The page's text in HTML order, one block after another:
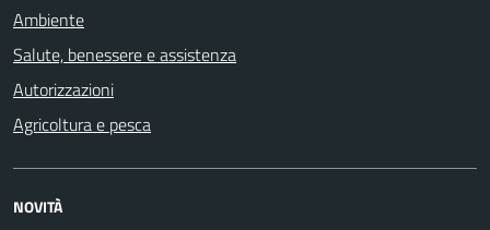
Ambiente
Salute, benessere e assistenza
Autorizzazioni
Agricoltura e pesca
NOVITÀ